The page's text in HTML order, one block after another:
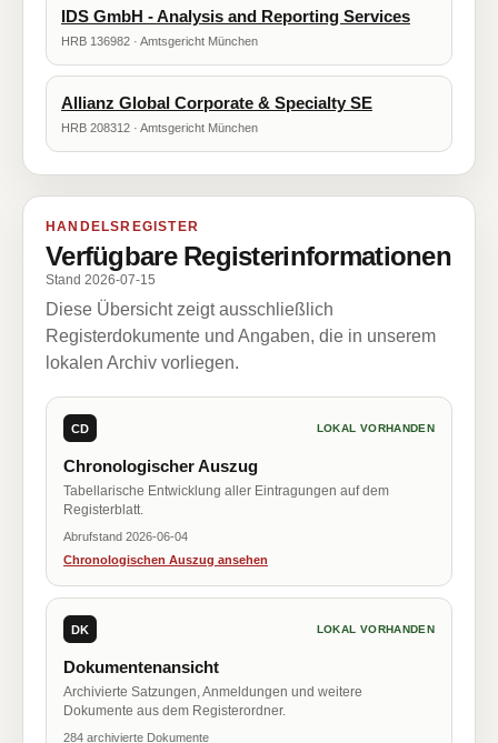
IDS GmbH - Analysis and Reporting Services
HRB 136982 · Amtsgericht München
Allianz Global Corporate & Specialty SE
HRB 208312 · Amtsgericht München
HANDELSREGISTER
Verfügbare Registerinformationen
Stand 2026-07-15
Diese Übersicht zeigt ausschließlich
Registerdokumente und Angaben, die in unserem
lokalen Archiv vorliegen.
CD LOKAL VORHANDEN
Chronologischer Auszug
Tabellarische Entwicklung aller Eintragungen auf dem
Registerblatt.
Abrufstand 2026-06-04
Chronologischen Auszug ansehen
DK LOKAL VORHANDEN
Dokumentenansicht
Archivierte Satzungen, Anmeldungen und weitere
Dokumente aus dem Registerordner.
284 archivierte Dokumente